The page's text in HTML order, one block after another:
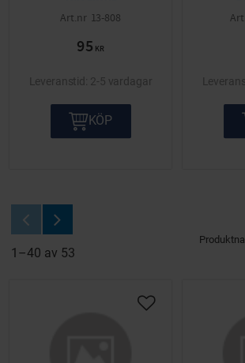
13-808
95 KR
2-5 vardagar
KÖP
1–40 av 53
Lägg till i